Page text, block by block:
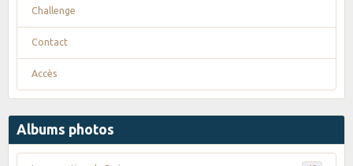
Challenge
Contact
Accès
Albums photos